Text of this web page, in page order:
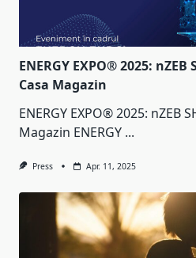
ENERGY EXPO® 2025:
Casa Magazin
ENERGY EXPO® 2025: nZEB
Magazin ENERGY ...
Press Apr. 11, 2025